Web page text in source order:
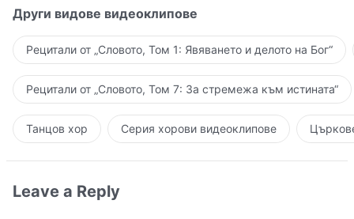
Други видове видеоклипове
Рецитали от „Словото, Том 1: Явяването и делото на Бог“
Рецитали от „Словото, Том 7: За стремежа към истината“
Танцов хор Серия хорови видеоклипове
Leave a Reply